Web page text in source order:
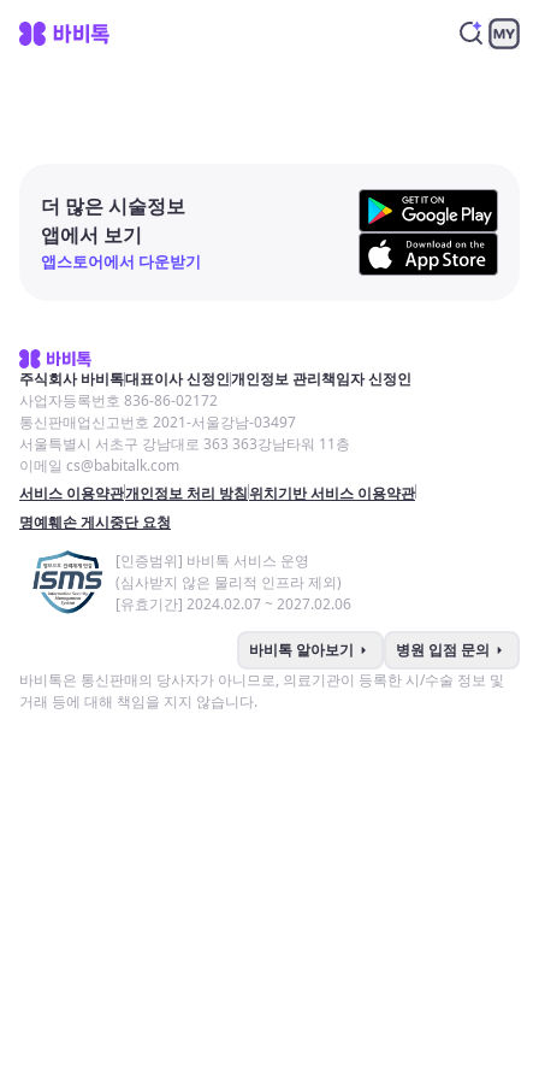
더 많은 시술정보
앱에서 보기
앱스토어에서 다운받기
주식회사 바비톡대표이사 신정인개인정보 관리책임자 신정인
사업자등록번호 836-86-02172
통신판매업신고번호 2021-서울강남-03497
서울특별시 서초구 강남대로 363 363강남타워 11층
이메일 cs@babitalk.com
서비스 이용약관개인정보 처리 방침위치기반 서비스 이용약관
명예훼손 게시중단 요청
[인증범위] 바비톡 서비스 운영
(심사받지 않은 물리적 인프라 제외)
[유효기간] 2024.02.07 ~ 2027.02.06
바비톡 알아보기 arrow_right 병원 입점 문의 arrow_right
바비톡은 통신판매의 당사자가 아니므로, 의료기관이 등록한 시/수술 정보 및
거래 등에 대해 책임을 지지 않습니다.